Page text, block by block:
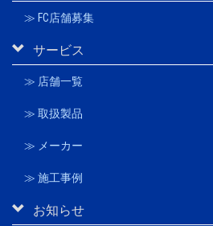
≫ FC店舗募集
サービス
≫ 店舗一覧
≫ 取扱製品
≫ メーカー
≫ 施工事例
お知らせ